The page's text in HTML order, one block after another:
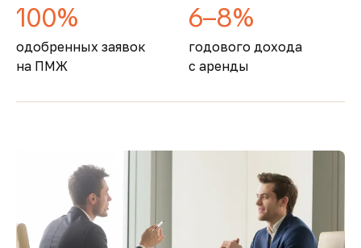
100%
одобренных заявок
на ПМЖ
6–8%
годового дохода
с аренды